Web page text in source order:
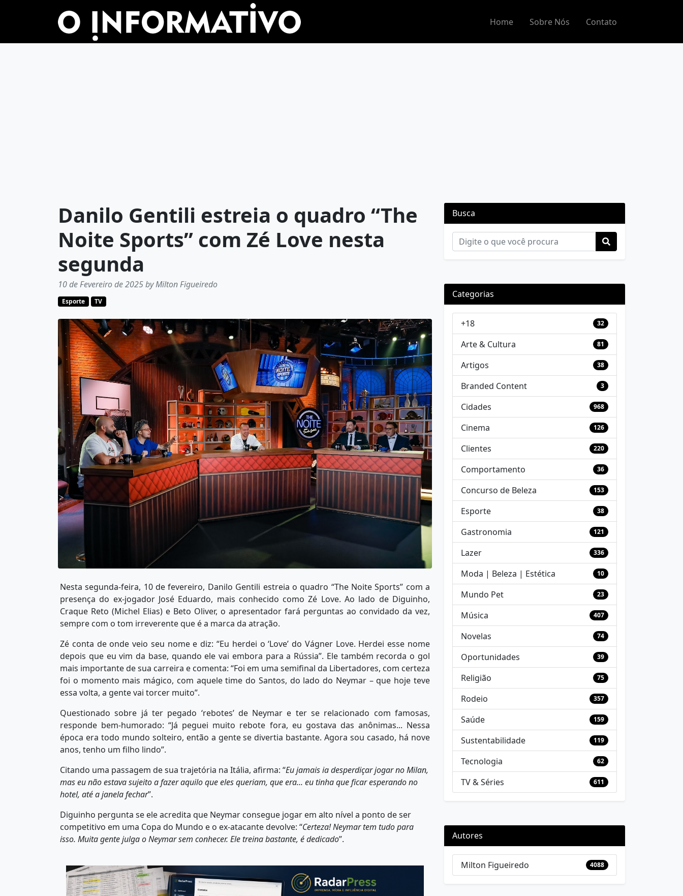
Home Sobre Nós Contato
Danilo Gentili estreia o quadro “The
Noite Sports” com Zé Love nesta
segunda
10 de Fevereiro de 2025 by Milton Figueiredo
Esporte TV
Nesta segunda-feira, 10 de fevereiro, Danilo Gentili estreia o quadro “The Noite Sports” com a
presença do ex-jogador José Eduardo, mais conhecido como Zé Love. Ao lado de Diguinho,
Craque Reto (Michel Elias) e Beto Oliver, o apresentador fará perguntas ao convidado da vez,
sempre com o tom irreverente que é a marca da atração.
Zé conta de onde veio seu nome e diz: “Eu herdei o ‘Love’ do Vágner Love. Herdei esse nome
depois que eu vim da base, quando ele vai embora para a Rússia”. Ele também recorda o gol
mais importante de sua carreira e comenta: “Foi em uma semifinal da Libertadores, com certeza
foi o momento mais mágico, com aquele time do Santos, do lado do Neymar – que hoje teve
essa volta, a gente vai torcer muito”.
Questionado sobre já ter pegado ‘rebotes’ de Neymar e ter se relacionado com famosas,
responde bem-humorado: “Já peguei muito rebote fora, eu gostava das anônimas... Nessa
época era todo mundo solteiro, então a gente se divertia bastante. Agora sou casado, há nove
anos, tenho um filho lindo”.
Citando uma passagem de sua trajetória na Itália, afirma: “Eu jamais ia desperdiçar jogar no Milan,
mas eu não estava sujeito a fazer aquilo que eles queriam, que era... eu tinha que ficar esperando no
hotel, até a janela fechar”.
Diguinho pergunta se ele acredita que Neymar consegue jogar em alto nível a ponto de ser
competitivo em uma Copa do Mundo e o ex-atacante devolve: “Certeza! Neymar tem tudo para
isso. Muita gente julga o Neymar sem conhecer. Ele treina bastante, é dedicado”.
Busca
Categorias
+18 32
Arte & Cultura 81
Artigos 38
Branded Content 3
Cidades 968
Cinema 126
Clientes 220
Comportamento 36
Concurso de Beleza 153
Esporte 38
Gastronomia 121
Lazer 336
Moda | Beleza | Estética 10
Mundo Pet 23
Música 407
Novelas 74
Oportunidades 39
Religião 75
Rodeio 357
Saúde 159
Sustentabilidade 119
Tecnologia 62
TV & Séries 611
Autores
Milton Figueiredo 4088